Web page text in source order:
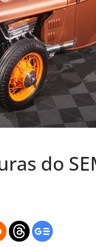
do